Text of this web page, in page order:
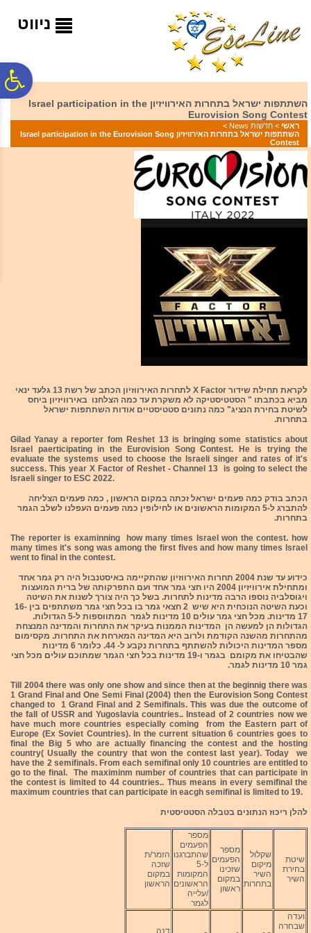
המרכזי
ניווט
השתתפות ישראל בתחרות האירוויזיון Israel participation in the
Eurovision Song Contest
ראשי > חדשות News
>
השתתפות ישראל בתחרות האירוויזיון Israel participation in the Eurovision Song
Contest
לקראת תחילת שידור X Factor לתחרות האירווזיון הכתב של רשת 13 גלעד ינאי
מביא בכתבתו " הסטטיסטיקה לא משקרת עד כמה הצלחנו באירוויזיון ביחס
לשיטת בחירת הנציג" כמה נתונים סטטיסטיים אודות השתתפות ישראל
בתחרות.
Gilad Yanay a reporter fom Reshet 13 is bringing some statistics about
Israel paerticipating in the Eurovision Song Contest. He is trying the
evaluate the systems used to choose the Israeli singer and rates of it's
success. This year X Factor of Reshet - Channel 13 is going to select the
Israeli singer to ESC 2022.
הכתב בודק כמה פעמים ישראל זכתה במקום הראשון , כמה פעמים הצליחה
להתברג ל-5 המקומות הראשונים או לחילופין כמה פעמים העפלנו לשלב הגמר
בתחרות.
The reporter is examinning how many times Israel won the contest. how
many times it's song was among the first fives and how many times Israel
went to final in the contest.
כידוע עד שנת 2004 תחרות האירווזיון שהתקיימה באיסטנבול היה רק גמר אחד
ומתחילת אירוויזיון 2004 היו חצי גמר אחד ועם התפרקותה של ברית המועצות
ויגוסלביה נוספו הרבה מדינות לתחרות. בשל כך היה צורך לשנות את השיטה
וכעת השיטה הנוכחית היא שיש 2 חצאי גמר בו בכל חצי גמר משתתפים בין 16-
17 מדינות. מכל חצי גמר עולים 10 מדינות לגמר המתווספות ל-5 הגדולות.
הגדולות הן למעשה הן המדינות הממנות בעיקר את התחרות והמדינה המנצחת
מהתחרות מהשנה הקודמת ולרוב היא המדינה המארחת את התחרות. מקסימום
מספר המדינות היכולות להשתתף בתחרות נקבע ל- 44. כלומר 6 מדינות
שהבטיחו את מקומם בגמר ו-19 מדינות בכל חצי הגמר שמתוכם עולים מכל חצי
גמר 10 מדינות לגמר.
Till 2004 there was only one show and since then at the beginnig there was
1 Grand Final and One Semi Final (2004) then the Eurovision Song Contest
changed to 1 Grand Final and 2 Semifinals. This was due the outcome of
the fall of USSR and Yugoslavia countries.. Instead of 2 countries now we
have much more countries especially coming from the Eastern part of
Europe (Ex Soviet Countries). In the current situation 6 countries goes to
final the Big 5 who are actually financing the contest and the hosting
country( Usually the country that won the contest last year). Today we
have the 2 semifinals. From each semifinal only 10 countries are entitled to
go to the final. The maximinm number of countries that can participate in
the contest is limited to 44 countries.. Thus means in every semifinal the
maximum countries that can participate in eacgh semifinal is limited to 19.
להלן ריכוז הנתונים בטבלה הסטטיסטית
שיטת
בחירת
השיר
שקלול
מיקום
השיר
בתחרות
מספר
הפעמים
שזכינו
במקום
ראשון
מספר
הפעמים
שהתברגנו
ל-5
המקומות
הראשונים
/עלייה
לגמר
הזמר/ת
שזכה
במקום
הראשון
ועדה
שבחרה
דנה